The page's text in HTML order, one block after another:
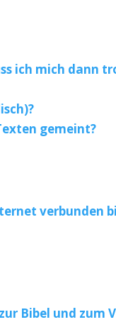
ich mich dann
gemeint?
verbunden
Bibel und zum